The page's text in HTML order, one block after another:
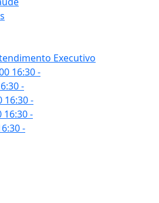
Executivo
16:30-
-
16:30-
16:30-
-